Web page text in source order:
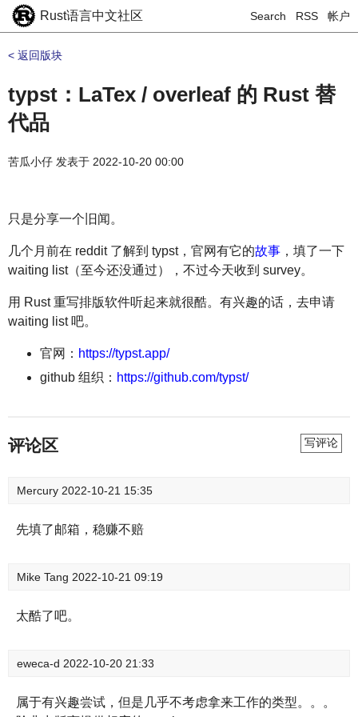
Rust语言中文社区 Search RSS 帐户
< 返回版块
typst：LaTex / overleaf 的 Rust 替
代品
苦瓜小仔 发表于 2022-10-20 00:00
只是分享一个旧闻。
几个月前在 reddit 了解到 typst，官网有它的故事 ，填了一下
waiting list（至今还没通过），不过今天收到 survey。
用 Rust 重写排版软件听起来就很酷。有兴趣的话，去申请
waiting list 吧。
官网： https://typst.app/
github 组织： https://github.com/typst/
评论区 写评论
Mercury 2022-10-21 15:35
先填了邮箱，稳赚不赔
Mike Tang 2022-10-21 09:19
太酷了吧。
eweca-d 2022-10-20 21:33
属于有兴趣尝试，但是几乎不考虑拿来工作的类型。。。